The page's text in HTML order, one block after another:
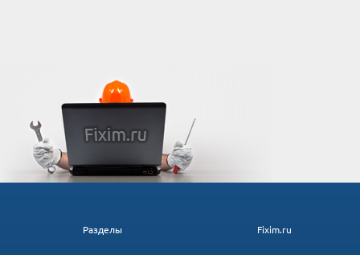
Fixim.ru
Разделы